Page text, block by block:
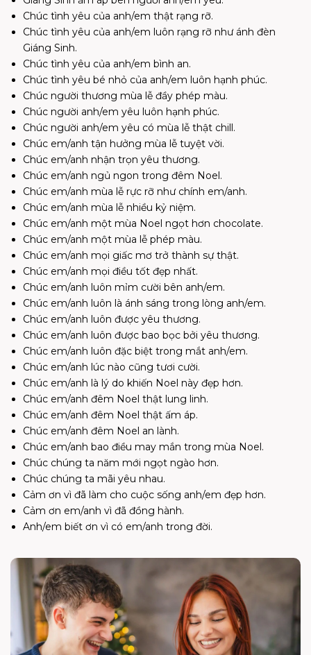
Chúc tình yêu của anh/em thật rạng rỡ.
Chúc tình yêu của anh/em luôn rạng rỡ như ánh đèn
Giáng Sinh.
Chúc tình yêu của anh/em bình an.
Chúc tình yêu bé nhỏ của anh/em luôn hạnh phúc.
Chúc người thương mùa lễ đầy phép màu.
Chúc người anh/em yêu luôn hạnh phúc.
Chúc người anh/em yêu có mùa lễ thật chill.
Chúc em/anh tận hưởng mùa lễ tuyệt vời.
Chúc em/anh nhận trọn yêu thương.
Chúc em/anh ngủ ngon trong đêm Noel.
Chúc em/anh mùa lễ rực rỡ như chính em/anh.
Chúc em/anh mùa lễ nhiều kỷ niệm.
Chúc em/anh một mùa Noel ngọt hơn chocolate.
Chúc em/anh một mùa lễ phép màu.
Chúc em/anh mọi giấc mơ trở thành sự thật.
Chúc em/anh mọi điều tốt đẹp nhất.
Chúc em/anh luôn mỉm cười bên anh/em.
Chúc em/anh luôn là ánh sáng trong lòng anh/em.
Chúc em/anh luôn được yêu thương.
Chúc em/anh luôn được bao bọc bởi yêu thương.
Chúc em/anh luôn đặc biệt trong mắt anh/em.
Chúc em/anh lúc nào cũng tươi cười.
Chúc em/anh là lý do khiến Noel này đẹp hơn.
Chúc em/anh đêm Noel thật lung linh.
Chúc em/anh đêm Noel thật ấm áp.
Chúc em/anh đêm Noel an lành.
Chúc em/anh bao điều may mắn trong mùa Noel.
Chúc chúng ta năm mới ngọt ngào hơn.
Chúc chúng ta mãi yêu nhau.
Cảm ơn vì đã làm cho cuộc sống anh/em đẹp hơn.
Cảm ơn em/anh vì đã đồng hành.
Anh/em biết ơn vì có em/anh trong đời.